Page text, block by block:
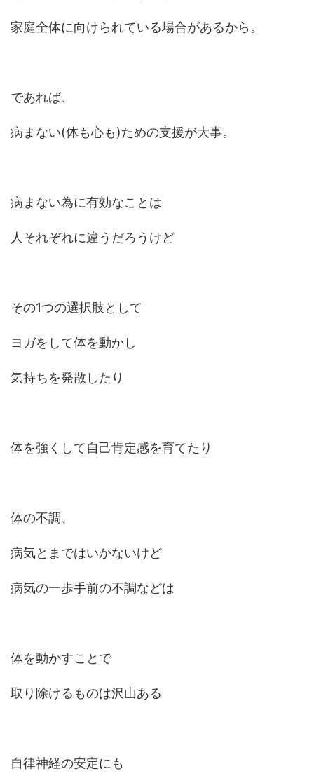
家庭全体に向けられている場合があるから。
であれば、
病まない(体も心も)ための支援が大事。
病まない為に有効なことは
人それぞれに違うだろうけど
その1つの選択肢として
ヨガをして体を動かし
気持ちを発散したり
体を強くして自己肯定感を育てたり
体の不調、
病気とまではいかないけど
病気の一歩手前の不調などは
体を動かすことで
取り除けるものは沢山ある
自律神経の安定にも